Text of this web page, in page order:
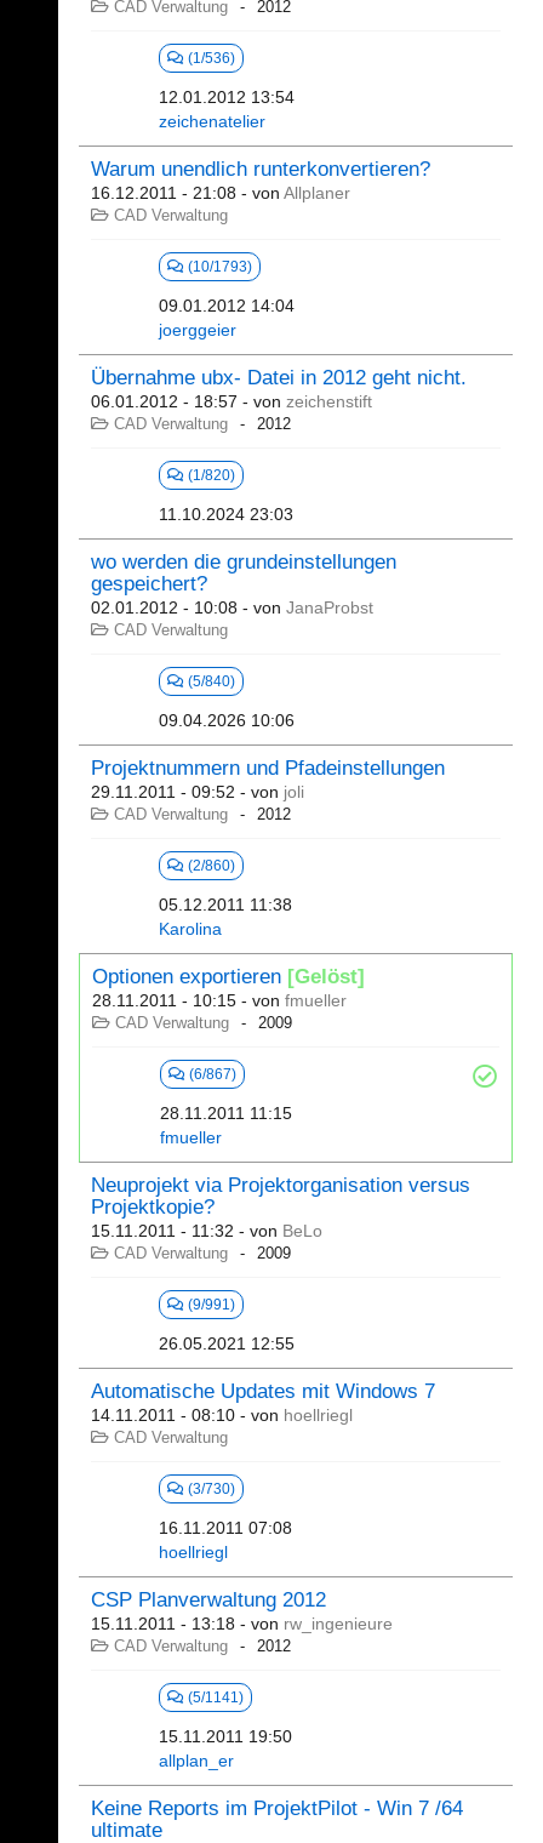
CAD Verwaltung 2012
(1/536)
12.01.2012 13:54
zeichenatelier
Warum unendlich runterkonvertieren?
16.12.2011 - 21:08 - von Allplaner
CAD Verwaltung
(10/1793)
09.01.2012 14:04
joerggeier
Übernahme ubx- Datei in 2012 geht nicht.
06.01.2012 - 18:57 - von zeichenstift
CAD Verwaltung 2012
(1/820)
11.10.2024 23:03
wo werden die grundeinstellungen
gespeichert?
02.01.2012 - 10:08 - von JanaProbst
CAD Verwaltung
(5/840)
09.04.2026 10:06
Projektnummern und Pfadeinstellungen
29.11.2011 - 09:52 - von joli
CAD Verwaltung 2012
(2/860)
05.12.2011 11:38
Karolina
Optionen exportieren [Gelöst]
28.11.2011 - 10:15 - von fmueller
CAD Verwaltung 2009
(6/867)
28.11.2011 11:15
fmueller
Neuprojekt via Projektorganisation versus
Projektkopie?
15.11.2011 - 11:32 - von BeLo
CAD Verwaltung 2009
(9/991)
26.05.2021 12:55
Automatische Updates mit Windows 7
14.11.2011 - 08:10 - von hoellriegl
CAD Verwaltung
(3/730)
16.11.2011 07:08
hoellriegl
CSP Planverwaltung 2012
15.11.2011 - 13:18 - von rw_ingenieure
CAD Verwaltung 2012
(5/1141)
15.11.2011 19:50
allplan_er
Keine Reports im ProjektPilot - Win 7 /64
ultimate